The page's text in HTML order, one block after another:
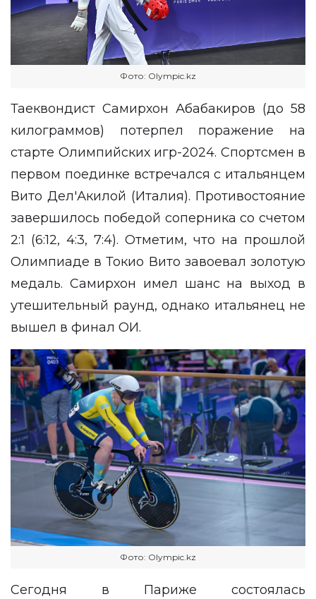
Фото: Оlympic.kz
Таеквондист Самирхон Абабакиров (до 58
килограммов) потерпел поражение на
старте Олимпийских игр-2024. Спортсмен в
первом поединке встречался с итальянцем
Вито Дел'Акилой (Италия). Противостояние
завершилось победой соперника со счетом
2:1 (6:12, 4:3, 7:4). Отметим, что на прошлой
Олимпиаде в Токио Вито завоевал золотую
медаль. Самирхон имел шанс на выход в
утешительный раунд, однако итальянец не
вышел в финал ОИ.
Фото: Оlympic.kz
Сегодня в Париже состоялась